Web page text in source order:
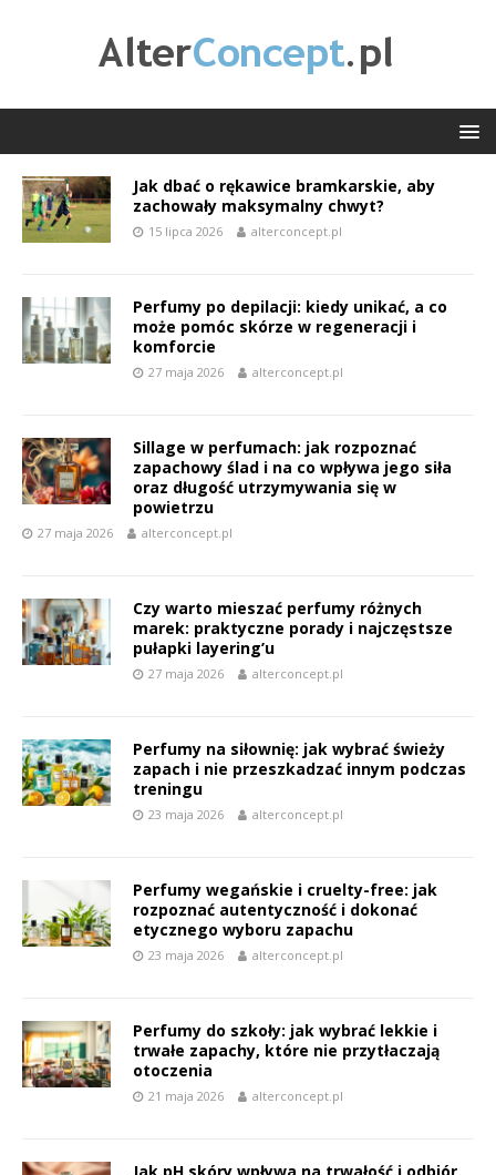
Jak dbać o rękawice bramkarskie, aby
zachowały maksymalny chwyt?
15 lipca 2026 alterconcept.pl
Perfumy po depilacji: kiedy unikać, a co
może pomóc skórze w regeneracji i
komforcie
27 maja 2026 alterconcept.pl
Sillage w perfumach: jak rozpoznać
zapachowy ślad i na co wpływa jego siła
oraz długość utrzymywania się w
powietrzu
27 maja 2026 alterconcept.pl
Czy warto mieszać perfumy różnych
marek: praktyczne porady i najczęstsze
pułapki layering’u
27 maja 2026 alterconcept.pl
Perfumy na siłownię: jak wybrać świeży
zapach i nie przeszkadzać innym podczas
treningu
23 maja 2026 alterconcept.pl
Perfumy wegańskie i cruelty-free: jak
rozpoznać autentyczność i dokonać
etycznego wyboru zapachu
23 maja 2026 alterconcept.pl
Perfumy do szkoły: jak wybrać lekkie i
trwałe zapachy, które nie przytłaczają
otoczenia
21 maja 2026 alterconcept.pl